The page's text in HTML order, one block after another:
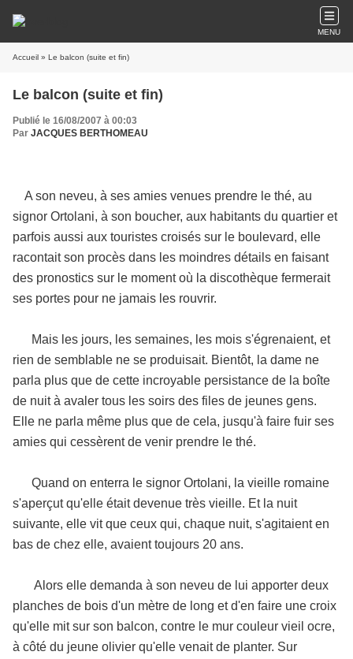
MENU
Accueil » Le balcon (suite et fin)
Le balcon (suite et fin)
Publié le 16/08/2007 à 00:03
Par JACQUES BERTHOMEAU
A son neveu, à ses amies venues prendre le thé, au
signor Ortolani, à son boucher, aux habitants du quartier et
parfois aussi aux touristes croisés sur le boulevard, elle
racontait son procès dans les moindres détails en faisant
des pronostics sur le moment où la discothèque fermerait
ses portes pour ne jamais les rouvrir.
Mais les jours, les semaines, les mois s'égrenaient, et
rien de semblable ne se produisait. Bientôt, la dame ne
parla plus que de cette incroyable persistance de la boîte
de nuit à avaler tous les soirs des files de jeunes gens.
Elle ne parla même plus que de cela, jusqu'à faire fuir ses
amies qui cessèrent de venir prendre le thé.
Quand on enterra le signor Ortolani, la vieille romaine
s'aperçut qu'elle était devenue très vieille. Et la nuit
suivante, elle vit que ceux qui, chaque nuit, s'agitaient en
bas de chez elle, avaient toujours 20 ans.
Alors elle demanda à son neveu de lui apporter deux
planches de bois d'un mètre de long et d'en faire une croix
qu'elle mit sur son balcon, contre le mur couleur vieil ocre,
à côté du jeune olivier qu'elle venait de planter. Sur